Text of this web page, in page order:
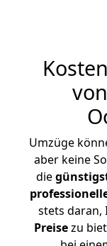
Umzüge
aber keine
die
stets daran,
Preisezu